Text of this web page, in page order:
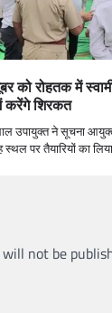
को रोहतक में
करेंगे शिरकत
उपायुक्त ने सूचना
पर तैयारियों का
not be